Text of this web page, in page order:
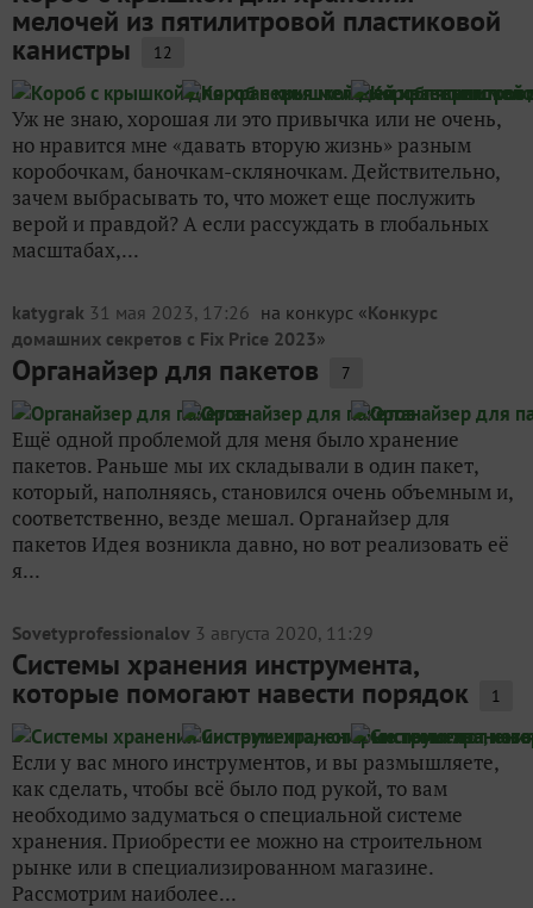
мелочей из пятилитровой пластиковой
канистры 12
Уж не знаю, хорошая ли это привычка или не очень,
но нравится мне «давать вторую жизнь» разным
коробочкам, баночкам-скляночкам. Действительно,
зачем выбрасывать то, что может еще послужить
верой и правдой? А если рассуждать в глобальных
масштабах,...
katygrak 31 мая 2023, 17:26 на конкурс «Конкурс
домашних секретов с Fix Price 2023»
Органайзер для пакетов 7
Ещё одной проблемой для меня было хранение
пакетов. Раньше мы их складывали в один пакет,
который, наполняясь, становился очень объемным и,
соответственно, везде мешал. Органайзер для
пакетов Идея возникла давно, но вот реализовать её
я...
Sovetyprofessionalov 3 августа 2020, 11:29
Системы хранения инструмента,
которые помогают навести порядок 1
Если у вас много инструментов, и вы размышляете,
как сделать, чтобы всё было под рукой, то вам
необходимо задуматься о специальной системе
хранения. Приобрести ее можно на строительном
рынке или в специализированном магазине.
Рассмотрим наиболее...